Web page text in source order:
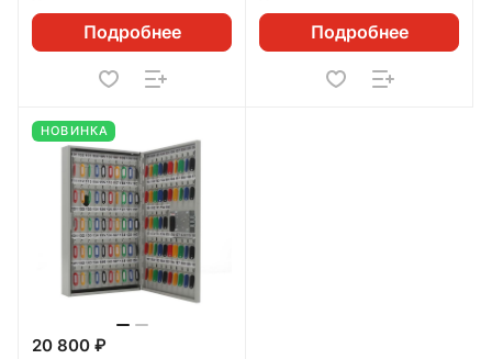
Подробнее Подробнее
НОВИНКА
20 800 ₽